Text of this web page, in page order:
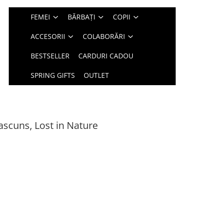
FEMEI BĂRBAȚI COPII
ACCESORII COLABORĂRI
BESTSELLER CARDURI CADOU
SPRING GIFTS OUTLET
Lost in Nature